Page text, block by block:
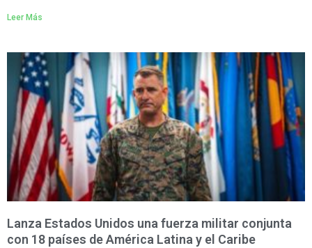
Leer Más
Lanza Estados Unidos una fuerza militar conjunta
con 18 países de América Latina y el Caribe